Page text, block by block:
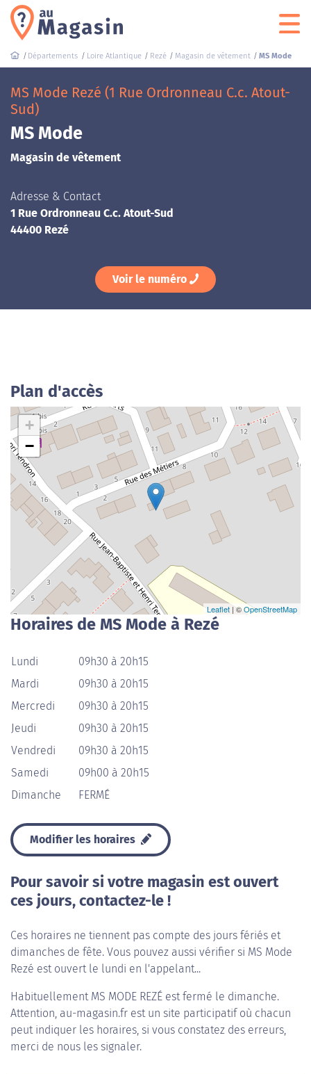
Départements Loire Atlantique Rezé Magasin de vêtement MS Mode
MS Mode Rezé (1 Rue Ordronneau C.c. Atout-
Sud)
MS Mode
Magasin de vêtement
Adresse & Contact
1 Rue Ordronneau C.c. Atout-Sud
44400 Rezé
Voir le numéro
Plan d'accès
+
−
Leaflet | ©OpenStreetMap
Horaires de MS Mode à Rezé
Lundi
09h30 à 20h15
Mardi
09h30 à 20h15
Mercredi
09h30 à 20h15
Jeudi
09h30 à 20h15
Vendredi
09h30 à 20h15
Samedi
09h00 à 20h15
Dimanche
FERMÉ
Modifier les horaires
Pour savoir si votre magasin est ouvert
ces jours, contactez-le !
Ces horaires ne tiennent pas compte des jours fériés et
dimanches de fête. Vous pouvez aussi vérifier si MS Mode
Rezé est ouvert le lundi en l'appelant...
Habituellement MS MODE REZÉ est fermé le dimanche.
Attention, au-magasin.fr est un site participatif où chacun
peut indiquer les horaires, si vous constatez des erreurs,
merci de nous les signaler.